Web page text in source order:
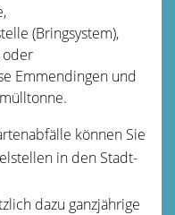
(Bringsystem),
oder
Emmendingen und
können Sie
in den Stadt-
dazu ganzjährige